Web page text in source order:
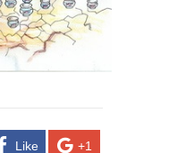
Like +1